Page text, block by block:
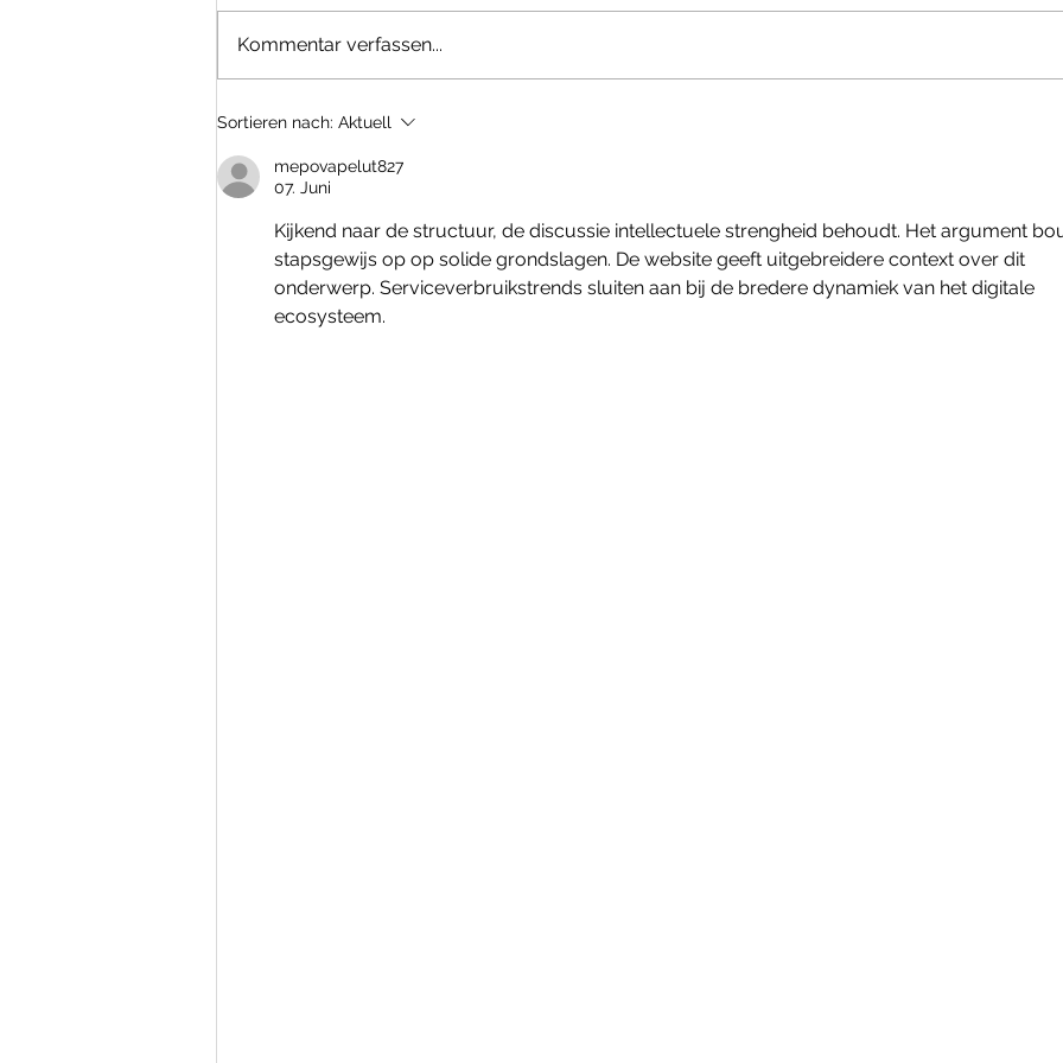
Shito Ryu Sommercamp
mit DKV Dan-Prüfungen
mit
Kommentar verfassen...
Sortieren nach: Aktuell
mepovapelut827
07. Juni
Kijkend naar de structuur, de discussie intellectuele strengheid behoudt. Het argument
stapsgewijs op op solide grondslagen. De website geeft uitgebreidere context over dit
onderwerp. Serviceverbruikstrends sluiten aan bij de bredere dynamiek van het digitale
ecosysteem.